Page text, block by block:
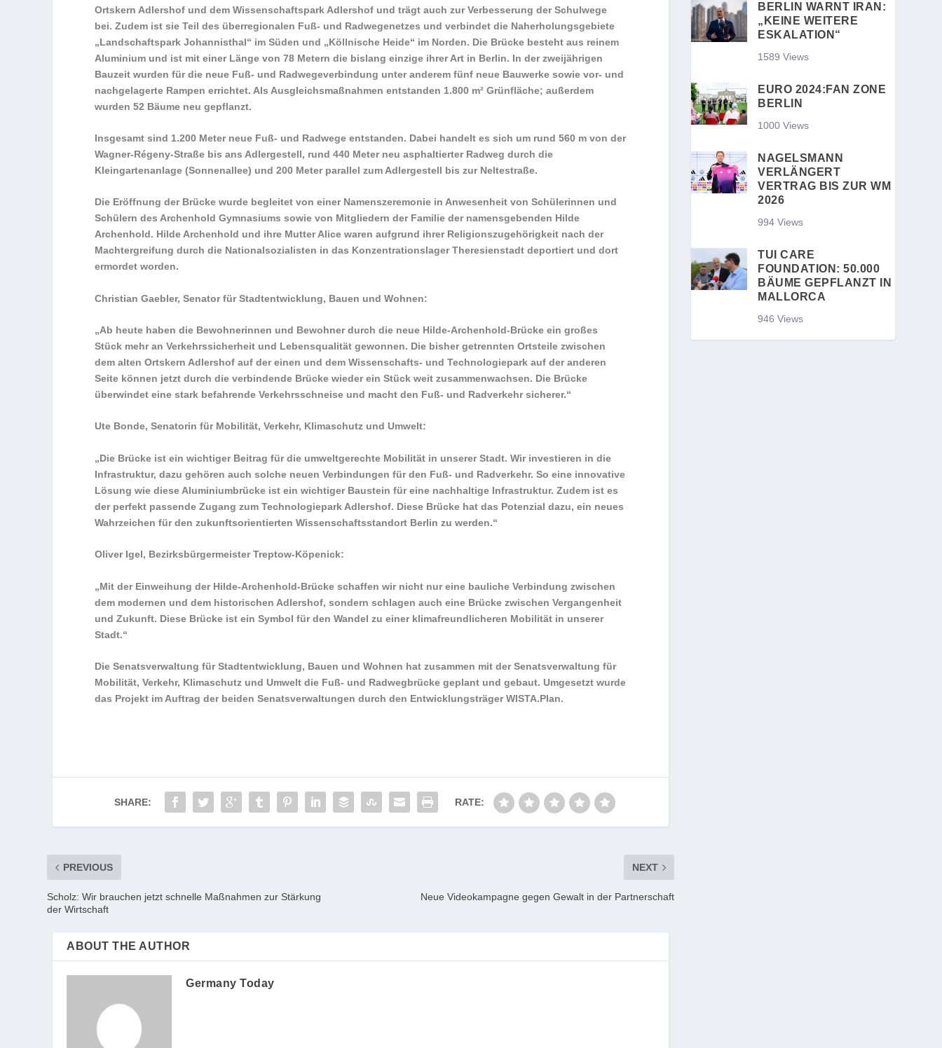
Ortskern Adlershof und dem Wissenschaftspark Adlershof und trägt auch zur Verbesserung der Schulwege
bei. Zudem ist sie Teil des überregionalen Fuß- und Radwegenetzes und verbindet die Naherholungsgebiete
„Landschaftspark Johannisthal“ im Süden und „Köllnische Heide“ im Norden. Die Brücke besteht aus reinem
Aluminium und ist mit einer Länge von 78 Metern die bislang einzige ihrer Art in Berlin. In der zweijährigen
Bauzeit wurden für die neue Fuß- und Radwegeverbindung unter anderem fünf neue Bauwerke sowie vor- und
nachgelagerte Rampen errichtet. Als Ausgleichsmaßnahmen entstanden 1.800 m² Grünfläche; außerdem
wurden 52 Bäume neu gepflanzt.
Insgesamt sind 1.200 Meter neue Fuß- und Radwege entstanden. Dabei handelt es sich um rund 560 m von der
Wagner-Régeny-Straße bis ans Adlergestell, rund 440 Meter neu asphaltierter Radweg durch die
Kleingartenanlage (Sonnenallee) und 200 Meter parallel zum Adlergestell bis zur Neltestraße.
Die Eröffnung der Brücke wurde begleitet von einer Namenszeremonie in Anwesenheit von Schülerinnen und
Schülern des Archenhold Gymnasiums sowie von Mitgliedern der Familie der namensgebenden Hilde
Archenhold. Hilde Archenhold und ihre Mutter Alice waren aufgrund ihrer Religionszugehörigkeit nach der
Machtergreifung durch die Nationalsozialisten in das Konzentrationslager Theresienstadt deportiert und dort
ermordet worden.
Christian Gaebler, Senator für Stadtentwicklung, Bauen und Wohnen:
„Ab heute haben die Bewohnerinnen und Bewohner durch die neue Hilde-Archenhold-Brücke ein großes
Stück mehr an Verkehrssicherheit und Lebensqualität gewonnen. Die bisher getrennten Ortsteile zwischen
dem alten Ortskern Adlershof auf der einen und dem Wissenschafts- und Technologiepark auf der anderen
Seite können jetzt durch die verbindende Brücke wieder ein Stück weit zusammenwachsen. Die Brücke
überwindet eine stark befahrende Verkehrsschneise und macht den Fuß- und Radverkehr sicherer.“
Ute Bonde, Senatorin für Mobilität, Verkehr, Klimaschutz und Umwelt:
„Die Brücke ist ein wichtiger Beitrag für die umweltgerechte Mobilität in unserer Stadt. Wir investieren in die
Infrastruktur, dazu gehören auch solche neuen Verbindungen für den Fuß- und Radverkehr. So eine innovative
Lösung wie diese Aluminiumbrücke ist ein wichtiger Baustein für eine nachhaltige Infrastruktur. Zudem ist es
der perfekt passende Zugang zum Technologiepark Adlershof. Diese Brücke hat das Potenzial dazu, ein neues
Wahrzeichen für den zukunftsorientierten Wissenschaftsstandort Berlin zu werden.“
Oliver Igel, Bezirksbürgermeister Treptow-Köpenick:
„Mit der Einweihung der Hilde-Archenhold-Brücke schaffen wir nicht nur eine bauliche Verbindung zwischen
dem modernen und dem historischen Adlershof, sondern schlagen auch eine Brücke zwischen Vergangenheit
und Zukunft. Diese Brücke ist ein Symbol für den Wandel zu einer klimafreundlicheren Mobilität in unserer
Stadt.“
Die Senatsverwaltung für Stadtentwicklung, Bauen und Wohnen hat zusammen mit der Senatsverwaltung für
Mobilität, Verkehr, Klimaschutz und Umwelt die Fuß- und Radwegbrücke geplant und gebaut. Umgesetzt wurde
das Projekt im Auftrag der beiden Senatsverwaltungen durch den Entwicklungsträger WISTA.Plan.
SHARE: RATE:
PREVIOUS
Scholz: Wir brauchen jetzt schnelle Maßnahmen zur Stärkung
der Wirtschaft
NEXT
Neue Videokampagne gegen Gewalt in der Partnerschaft
ABOUT THE AUTHOR
Germany Today
BERLIN WARNT IRAN:
„KEINE WEITERE
ESKALATION“
1589 Views
EURO 2024:FAN ZONE
BERLIN
1000 Views
NAGELSMANN
VERLÄNGERT
VERTRAG BIS ZUR WM
2026
994 Views
TUI CARE
FOUNDATION: 50.000
BÄUME GEPFLANZT IN
MALLORCA
946 Views